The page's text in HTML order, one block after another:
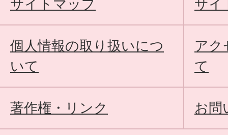
サイトマップ サイ
個人情報の取り扱いにつ
いて
アク
て
著作権・リンク お問